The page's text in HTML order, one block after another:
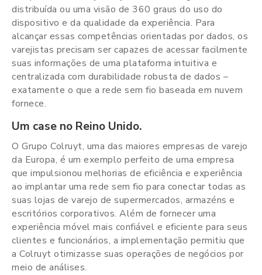
distribuída ou uma visão de 360 graus do uso do
dispositivo e da qualidade da experiência. Para
alcançar essas competências orientadas por dados, os
varejistas precisam ser capazes de acessar facilmente
suas informações de uma plataforma intuitiva e
centralizada com durabilidade robusta de dados –
exatamente o que a rede sem fio baseada em nuvem
fornece.
Um case no Reino Unido.
O Grupo Colruyt, uma das maiores empresas de varejo
da Europa, é um exemplo perfeito de uma empresa
que impulsionou melhorias de eficiência e experiência
ao implantar uma rede sem fio para conectar todas as
suas lojas de varejo de supermercados, armazéns e
escritórios corporativos. Além de fornecer uma
experiência móvel mais confiável e eficiente para seus
clientes e funcionários, a implementação permitiu que
a Colruyt otimizasse suas operações de negócios por
meio de análises.